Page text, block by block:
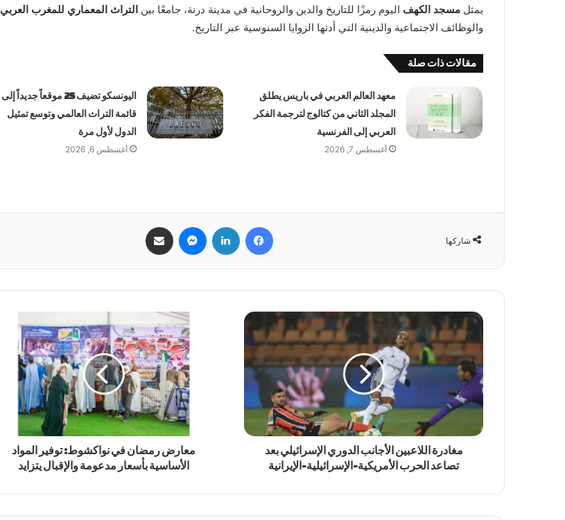
يمثل مسجد الكهف اليوم رمزًا للتاريخ والدين والروحانية في مدينة درنة، جامعًا بين التراث المعماري للمغرب العربي
والوظائف الاجتماعية والدينية التي أدتها الزوايا السنوسية عبر التاريخ.
مقالات ذات صلة
معهد العالم العربي في باريس يطلق
المجلد الثاني من كتالوج لترجمة الفكر
العربي إلى الفرنسية
أغسطس 7, 2026
اليونسكو تضيف 25 موقعاً جديداً إلى
قائمة التراث العالمي وتوسع تمثيل
الدول لأول مرة
أغسطس 6, 2026
شاركها
فيسبوك لينكدإن ماسنجر
مغادرة اللاعبين الأجانب الدوري الإسرائيلي بعد
تصاعد الحرب الأمريكية-الإسرائيلية-الإيرانية
معارض رمضان في نواكشوط: توفير المواد
الأساسية بأسعار مدعومة والإقبال يتزايد